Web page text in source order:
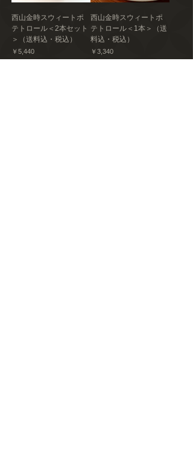
西山金時スウィートポ
テトロール＜2本セット
＞（送料込・税込）
価格
￥5,440
西山金時スウィートポ
テトロール＜1本＞（送
料込・税込）
価格
￥3,340